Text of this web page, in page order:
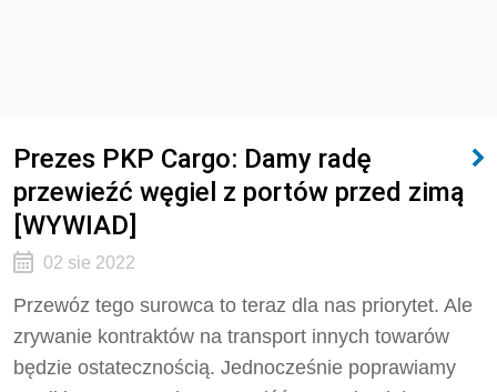
Prezes PKP Cargo: Damy radę
przewieźć węgiel z portów przed zimą
[WYWIAD]
02 sie 2022
Przewóz tego surowca to teraz dla nas priorytet. Ale
zrywanie kontraktów na transport innych towarów
będzie ostatecznością. Jednocześnie poprawiamy